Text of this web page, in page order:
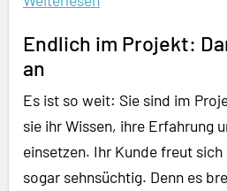
Endlich im Projekt:
an
Es ist so weit: Sie sind im
sie ihr Wissen, ihre Erfahrung
einsetzen. Ihr Kunde freut
sogar sehnsüchtig. Denn es